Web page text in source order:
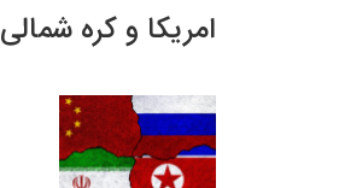
امریکا و کره شمالی